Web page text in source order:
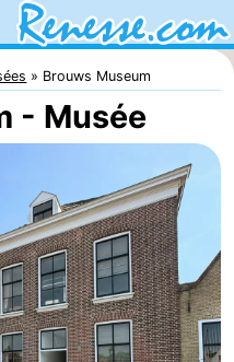
Brouws Museum
- Musée